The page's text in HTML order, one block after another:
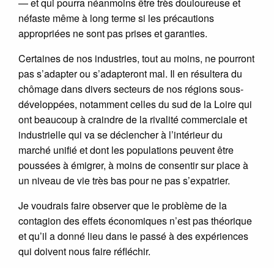
néfaste même à long terme si les précautions
appropriées ne sont pas prises et garanties.
Certaines de nos industries, tout au moins, ne pourront
pas s’adapter ou s’adapteront mal. Il en résultera du
chômage dans divers secteurs de nos régions sous-
développées, notamment celles du sud de la Loire qui
ont beaucoup à craindre de la rivalité commerciale et
industrielle qui va se déclencher à l’intérieur du
marché unifié et dont les populations peuvent être
poussées à émigrer, à moins de consentir sur place à
un niveau de vie très bas pour ne pas s’expatrier.
Je voudrais faire observer que le problème de la
contagion des effets économiques n’est pas théorique
et qu’il a donné lieu dans le passé à des expériences
qui doivent nous faire réfléchir.